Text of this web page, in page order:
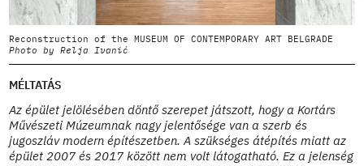
Reconstruction of the MUSEUM OF CONTEMPORARY ART BELGRADE
Photo by Relja Ivanić
MÉLTATÁS
Az épület jelölésében döntő szerepet játszott, hogy a Kortárs
Művészeti Múzeumnak nagy jelentősége van a szerb és
jugoszláv modern építészetben. A szükséges átépítés miatt az
épület 2007 és 2017 között nem volt látogatható. Ez a jelenség